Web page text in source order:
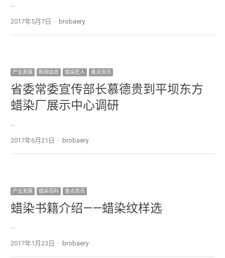
…
2017年5月7日 Author
brobaery
产业发展 新闻动态 蜡染匠人 重点资讯
省委常委宣传部长慕德贵到平坝东方
蜡染厂展示中心调研
…
2017年6月21日 Author
brobaery
产业发展 蜡染百科 重点资讯
蜡染书籍介绍——蜡染纹样选
…
2017年1月23日 Author
brobaery